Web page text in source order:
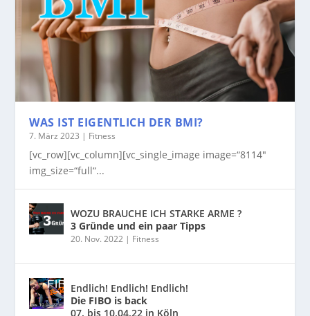
WAS IST EIGENTLICH DER BMI?
7. März 2023 | Fitness
[vc_row][vc_column][vc_single_image image=“8114″
img_size=“full“...
WOZU BRAUCHE ICH STARKE ARME ?
3 Gründe und ein paar Tipps
20. Nov. 2022 | Fitness
Endlich! Endlich! Endlich!
Die FIBO is back
07. bis 10.04.22 in Köln